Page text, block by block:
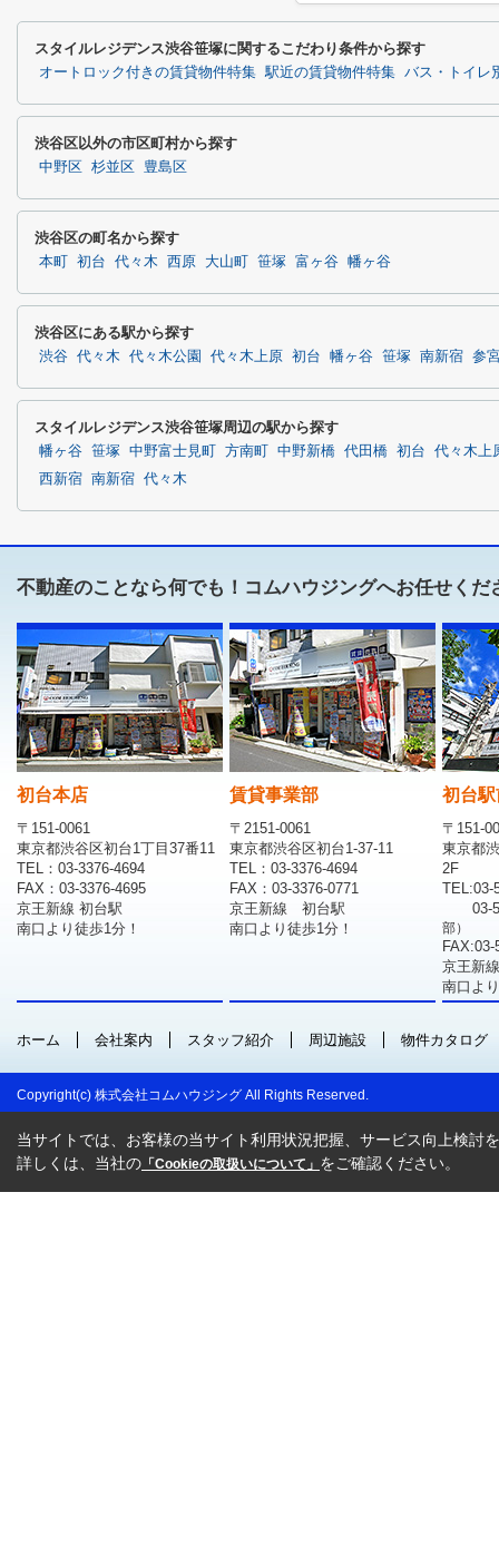
スタイルレジデンス渋谷笹塚に関するこだわり条件から探す
オートロック付きの賃貸物件特集 駅近の賃貸物件特集 バス・トイレ
渋谷区以外の市区町村から探す
中野区 杉並区 豊島区
渋谷区の町名から探す
本町 初台 代々木 西原 大山町 笹塚 富ヶ谷 幡ヶ谷
渋谷区にある駅から探す
渋谷 代々木 代々木公園 代々木上原 初台 幡ヶ谷 笹塚 南新宿 参
スタイルレジデンス渋谷笹塚周辺の駅から探す
幡ヶ谷 笹塚 中野富士見町 方南町 中野新橋 代田橋 初台
代々木上
西新宿 南新宿 代々木
不動産のことなら何でも！コムハウジングへお任せくだ
初台本店
〒151-0061
東京都渋谷区初台1丁目37番11
TEL：03-3376-4694
FAX：03-3376-4695
京王新線 初台駅
南口より徒歩1分！
賃貸事業部
〒2151-0061
東京都渋谷区初台1-37-11
TEL：03-3376-4694
FAX：03-3376-0771
京王新線 初台駅
南口より徒歩1分！
初台
〒151-
東京都
2F
TEL:03-
03-
部）
FAX:03-
京王新
南口よ
ホーム 会社案内 スタッフ紹介 周辺施設 物件カタログ
Copyright(c) 株式会社コムハウジング All Rights Reserved.
当サイトでは、お客様の当サイト利用状況把握、サービス向上検討
詳しくは、当社の 「Cookieの取扱いについて」 をご確認ください。